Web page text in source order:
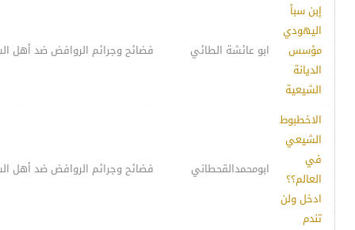
إبن سبأ
اليهودي
مؤسس
الديانة
الشيعية
ابو عائشة الطائي فضائح وجرائم الروافض ضد أهل
الاخطبوط
الشيعي
في
العالم؟؟
ادخل ولن
تندم
ابومحمدالقحطاني فضائح وجرائم الروافض ضد أهل